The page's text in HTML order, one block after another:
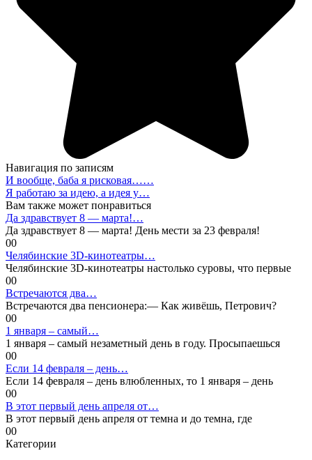
Навигация по записям
И вообще, баба я рисковая……
Я работаю за идею, а идея у…
Вам также может понравиться
Да здравствует 8 — марта!…
Да здравствует 8 — марта! День мести за 23 февраля!
00
Челябинские 3D-кинотеатры…
Челябинские 3D-кинотеатры настолько суровы, что первые
00
Встречаются два…
Встречаются два пенсионера:— Как живёшь, Петрович?
00
1 января – самый…
1 января – самый незаметный день в году. Просыпаешься
00
Если 14 февраля – день…
Если 14 февраля – день влюбленных, то 1 января – день
00
В этот первый день апреля от…
В этот первый день апреля от темна и до темна, где
00
Категории